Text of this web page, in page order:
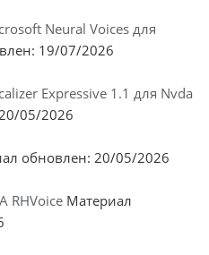
Neural Voices для
19/07/2026
Expressive 1.1 для Nvda
05/2026
обновлен: 20/05/2026
RHVoice Материал